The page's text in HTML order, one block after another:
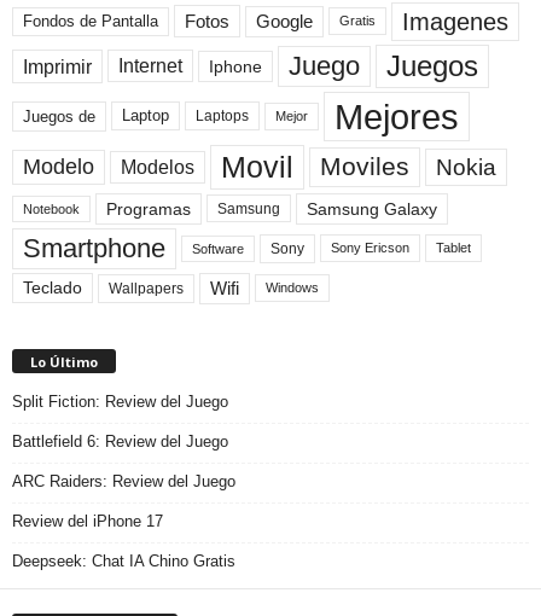
Fondos de Pantalla Fotos Google Gratis Imagenes
Imprimir Internet Iphone Juego Juegos
Juegos de Laptop Laptops Mejor Mejores
Modelo Modelos Movil Moviles Nokia
Notebook Programas Samsung Samsung Galaxy
Smartphone Software Sony Sony Ericson Tablet
Teclado Wallpapers Wifi Windows
Lo Último
Split Fiction: Review del Juego
Battlefield 6: Review del Juego
ARC Raiders: Review del Juego
Review del iPhone 17
Deepseek: Chat IA Chino Gratis